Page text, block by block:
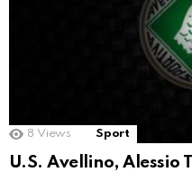
8 Views Sport
U.S. Avellino, Alessio